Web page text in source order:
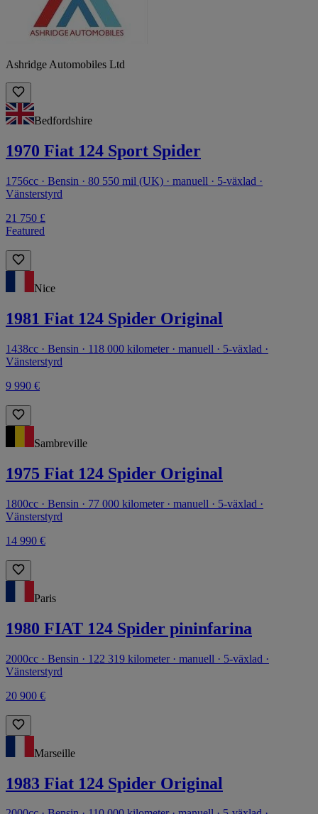
Ashridge Automobiles Ltd
Bedfordshire
1970 Fiat 124 Sport Spider
1756cc · Bensin · 80 550 mil (UK) · manuell · 5-växlad ·
Vänsterstyrd
21 750 £
Featured
Nice
1981 Fiat 124 Spider Original
1438cc · Bensin · 118 000 kilometer · manuell · 5-växlad ·
Vänsterstyrd
9 990 €
Sambreville
1975 Fiat 124 Spider Original
1800cc · Bensin · 77 000 kilometer · manuell · 5-växlad ·
Vänsterstyrd
14 990 €
Paris
1980 FIAT 124 Spider pininfarina
2000cc · Bensin · 122 319 kilometer · manuell · 5-växlad ·
Vänsterstyrd
20 900 €
Marseille
1983 Fiat 124 Spider Original